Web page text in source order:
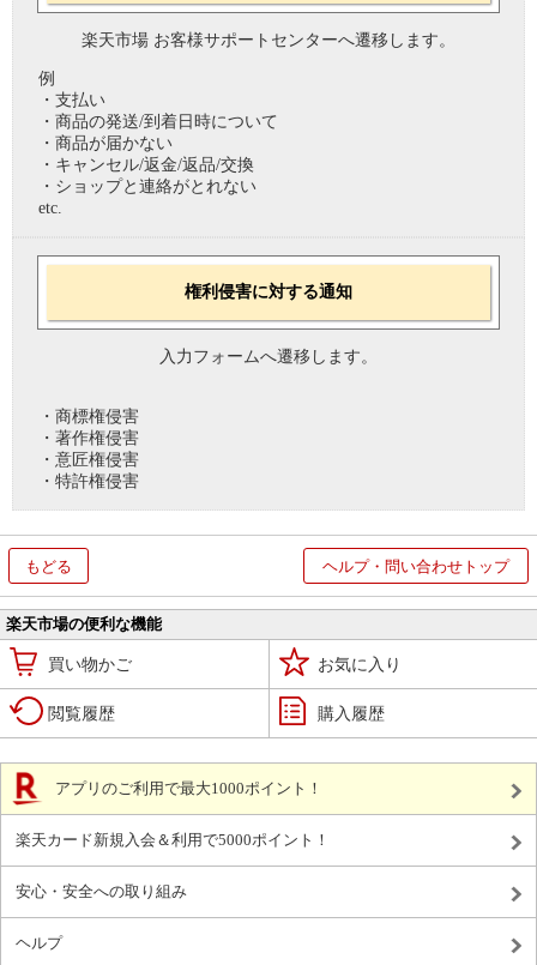
楽天市場 お客様サポートセンターへ遷移します。
例
・支払い
・商品の発送/到着日時について
・商品が届かない
・キャンセル/返金/返品/交換
・ショップと連絡がとれない
etc.
権利侵害に対する通知
入力フォームへ遷移します。
・商標権侵害
・著作権侵害
・意匠権侵害
・特許権侵害
もどる ヘルプ・問い合わせトップ
楽天市場の便利な機能
買い物かご お気に入り
閲覧履歴 購入履歴
アプリのご利用で最大1000ポイント！
楽天カード新規入会＆利用で5000ポイント！
安心・安全への取り組み
ヘルプ